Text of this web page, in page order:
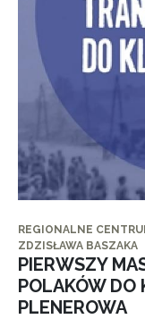
REGIONALNE
ZDZISŁAWA BASZAKA
PIERWSZY
POLAKÓW DO
PLENEROWA